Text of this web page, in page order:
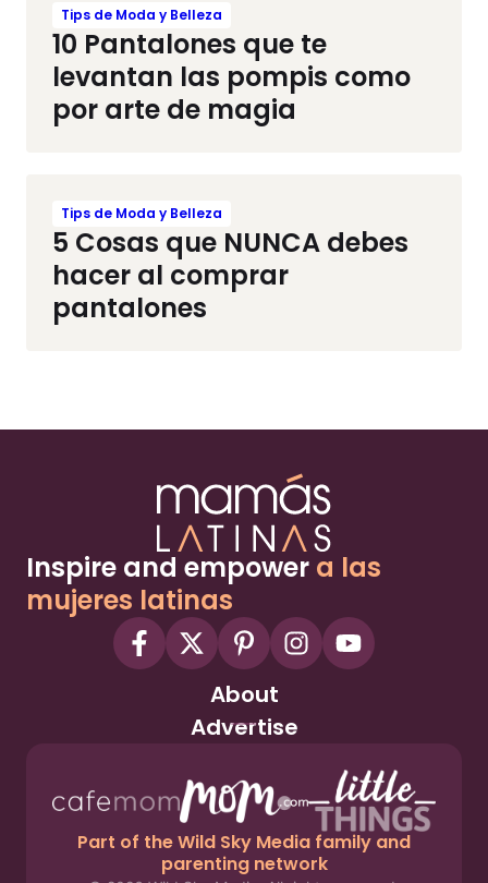
Tips de Moda y Belleza
10 Pantalones que te
levantan las pompis como
por arte de magia
Tips de Moda y Belleza
5 Cosas que NUNCA debes
hacer al comprar
pantalones
Inspire and empower a las
mujeres latinas
About
Advertise
Part of the Wild Sky Media family and
parenting network